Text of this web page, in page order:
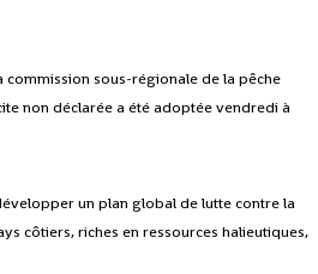
commission sous-régionale de la pêche
non déclarée a été adoptée vendredi à
un plan global de lutte contre la
côtiers, riches en ressources halieutiques,